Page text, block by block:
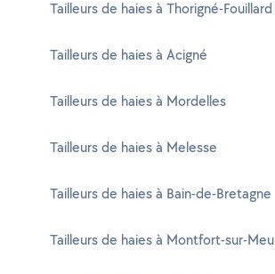
Tailleurs de haies à Thorigné-Fouillard
Tailleurs de haies à Acigné
Tailleurs de haies à Mordelles
Tailleurs de haies à Melesse
Tailleurs de haies à Bain-de-Bretagne
Tailleurs de haies à Montfort-sur-Meu